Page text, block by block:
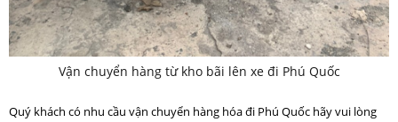
Vận chuyển hàng từ kho bãi lên xe đi Phú Quốc
Quý khách có nhu cầu vận chuyển hàng hóa đi Phú Quốc hãy vui lòng